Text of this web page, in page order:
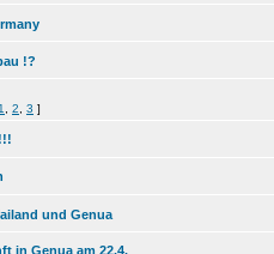
!?
1 2 3 ]
und Genua
in Genua am 22.4.